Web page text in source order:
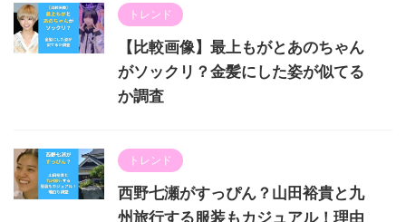
トレンド
【比較画像】最上もがとあのちゃん
がソックリ？金髪にした姿が似てる
か調査
トレンド
西野七瀬がすっぴん？山田裕貴と九
州旅行する服装もカジュアル！理由